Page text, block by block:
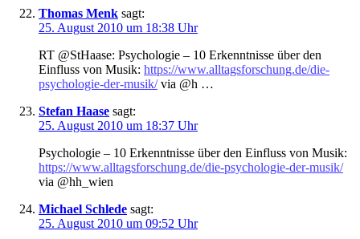
Thomas Menk sagt:
25. August 2010 um 18:38 Uhr
RT @StHaase: Psychologie – 10 Erkenntnisse über den
Einfluss von Musik: https://www.alltagsforschung.de/die-
psychologie-der-musik/via @h …
Stefan Haase sagt:
25. August 2010 um 18:37 Uhr
Psychologie – 10 Erkenntnisse über den Einfluss von Musik:
https://www.alltagsforschung.de/die-psychologie-der-musik/
via @hh_wien
Michael Schlede sagt:
25. August 2010 um 09:52 Uhr